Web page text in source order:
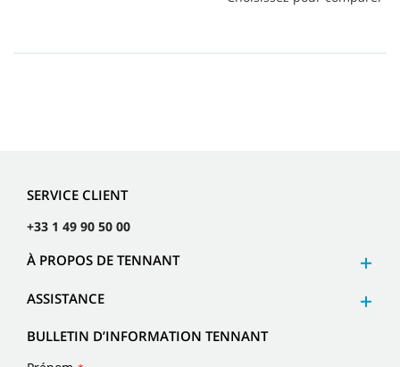
SERVICE CLIENT
+33 1 49 90 50 00
À PROPOS DE TENNANT
ASSISTANCE
BULLETIN D’INFORMATION TENNANT